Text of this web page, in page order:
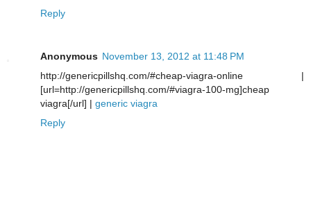
Reply
Anonymous November 13, 2012 at 11:48 PM
http://genericpillshq.com/#cheap-viagra-online |
[url=http://genericpillshq.com/#viagra-100-mg]cheap
viagra[/url] | generic viagra
Reply